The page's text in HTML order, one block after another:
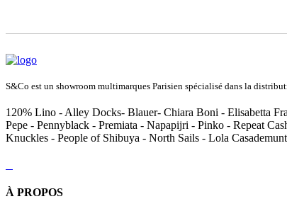
S&Co est un showroom multimarques Parisien spécialisé dans la
120% Lino - Alley Docks- Blauer- Chiara Boni - Elisabetta
Pepe - Pennyblack - Premiata - Napapijri - Pinko - Repeat
Knuckles - People of Shibuya - North Sails - Lola
À PROPOS